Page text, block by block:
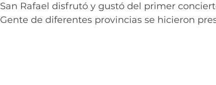
San Rafael disfrutó y gustó del primer
Gente de diferentes provincias se hicieron